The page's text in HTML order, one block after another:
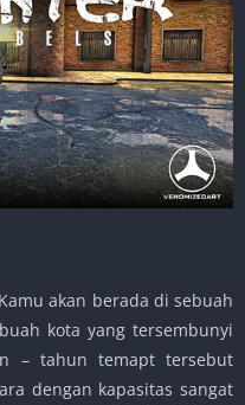
akan berada di sebuah
kota yang tersembunyi
– tahun temapt tersebut
dengan kapasitas sangat